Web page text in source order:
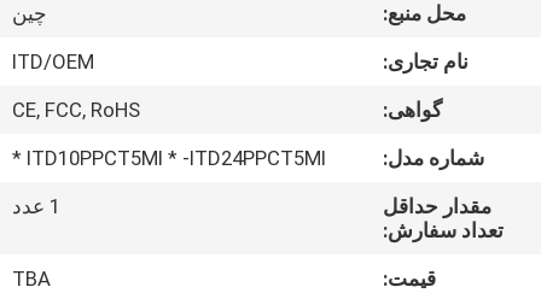
درباره
محل منبع:
چین
نام تجاری:
ITD/OEM
گواهی:
CE, FCC, RoHS
شماره مدل:
ITD10PPCT5MI * -ITD24PPCT5MI *
مقدار حداقل
تعداد سفارش:
1 عدد
قیمت:
TBA